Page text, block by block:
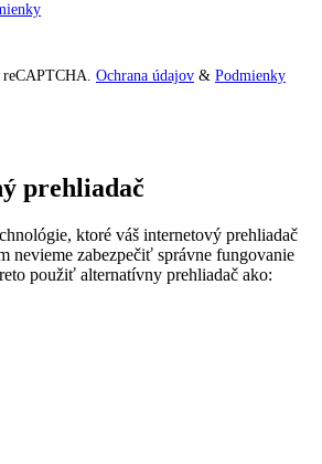
reCAPTCHA. Ochrana údajov & Podmienky
prehliadač
ktoré váš internetový prehliadač
nevieme zabezpečiť správne fungovanie
použiť alternatívny prehliadač ako: